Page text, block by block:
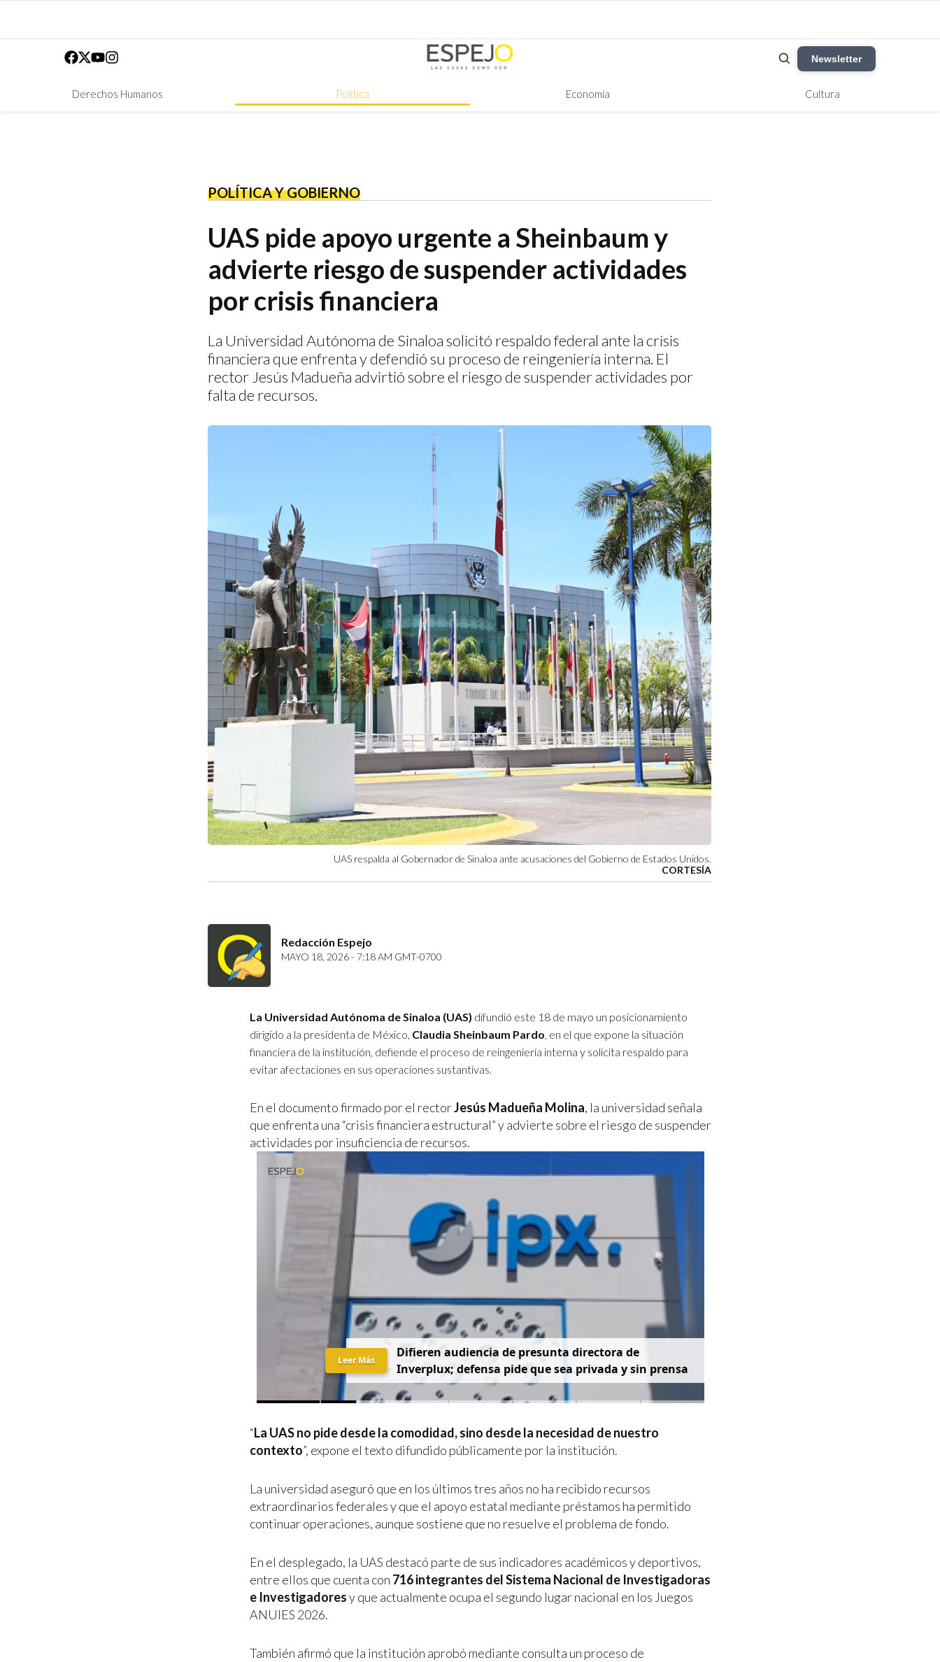
Newsletter
Derechos Humanos Política Economía Cultura
POLÍTICA Y GOBIERNO
UAS pide apoyo urgente a Sheinbaum y
advierte riesgo de suspender actividades
por crisis financiera
La Universidad Autónoma de Sinaloa solicitó respaldo federal ante la crisis
financiera que enfrenta y defendió su proceso de reingeniería interna. El
rector Jesús Madueña advirtió sobre el riesgo de suspender actividades por
falta de recursos.
UAS respalda al Gobernador de Sinaloa ante acusaciones del Gobierno de Estados Unidos.
CORTESÍA
Redacción Espejo
MAYO 18, 2026 - 7:18 AM GMT-0700
La Universidad Autónoma de Sinaloa (UAS) difundió este 18 de mayo un posicionamiento
dirigido a la presidenta de México, Claudia Sheinbaum Pardo, en el que expone la situación
financiera de la institución, defiende el proceso de reingeniería interna y solicita respaldo para
evitar afectaciones en sus operaciones sustantivas.
En el documento firmado por el rectorJesús Madueña Molina, la universidad señala
que enfrenta una “crisis financiera estructural” y advierte sobre el riesgo de suspender
actividades por insuficiencia de recursos.
Difieren audiencia de presunta directora de
Inverplux; defensa pidequesea privada ysin prensa
Leer Más
“La UAS no pide desde la comodidad, sino desde la necesidad de nuestro
contexto”, expone el texto difundido públicamente por la institución.
La universidad aseguró que en los últimos tres años no ha recibido recursos
extraordinarios federales y que el apoyo estatal mediante préstamos ha permitido
continuar operaciones, aunque sostiene que no resuelve el problema de fondo.
En el desplegado, la UAS destacó parte de sus indicadores académicos y deportivos,
entre ellos que cuenta con 716 integrantes del Sistema Nacional de Investigadoras
e Investigadoresy que actualmente ocupa el segundo lugar nacional en los Juegos
ANUIES 2026.
También afirmó que la institución aprobó mediante consulta un proceso de